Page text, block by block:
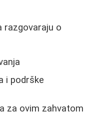
razgovaraju o
i podrške
za ovim zahvatom